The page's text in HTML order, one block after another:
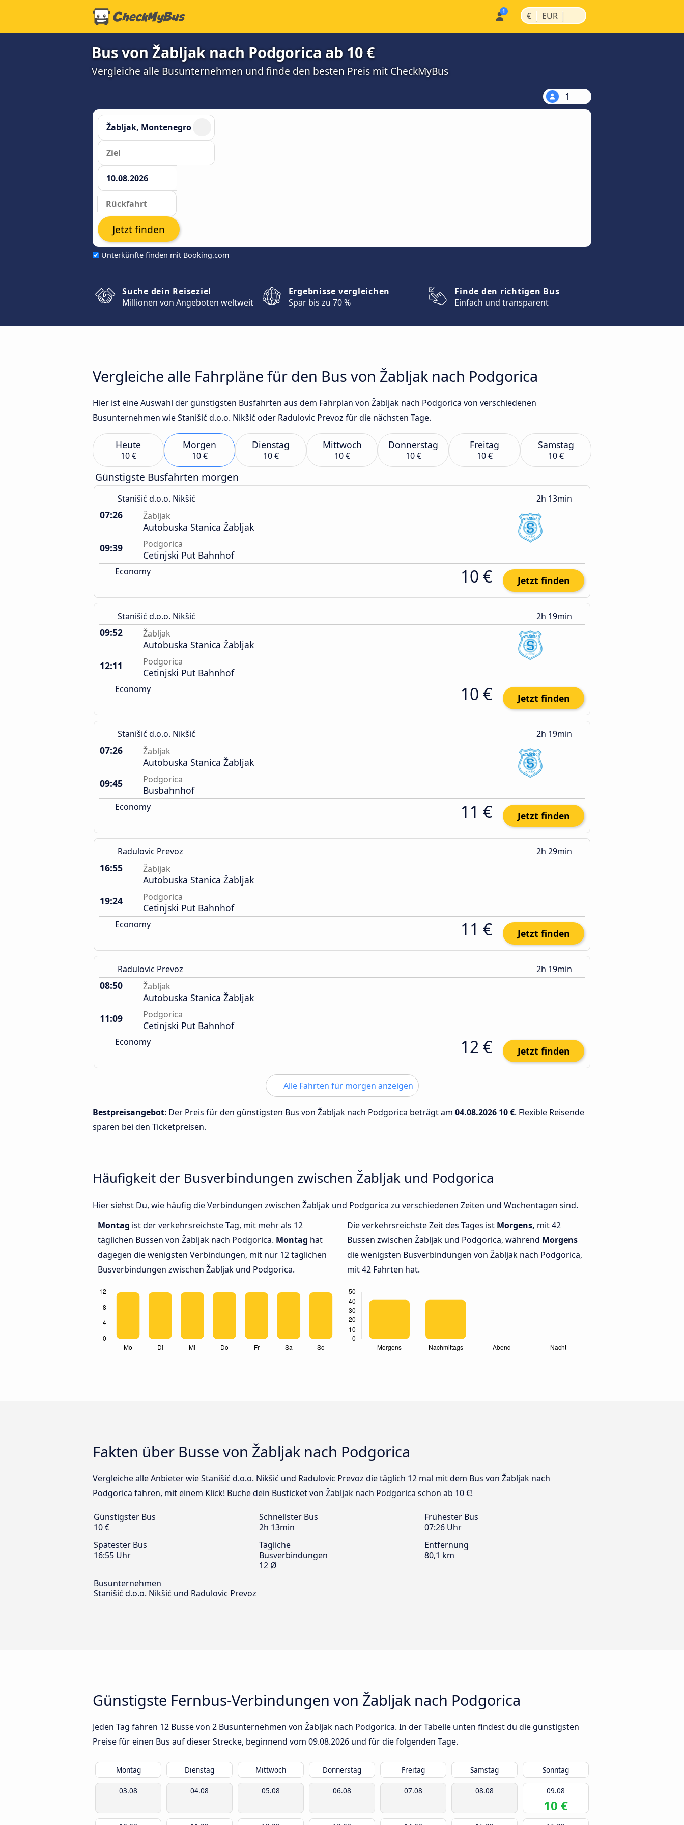
€ | EUR |
Bus von Žabljak nach Podgorica ab 10 €
Vergleiche alle Busunternehmen und finde den besten Preis mit CheckMyBus
1
Unterkünfte finden mit Booking.com
Jetzt finden
Suche dein Reiseziel
Millionen von Angeboten weltweit
Ergebnisse vergleichen
Spar bis zu 70 %
Finde den richtigen Bus
Einfach und transparent
Vergleiche alle Fahrpläne für den Bus von Žabljak nach Podgorica
Hier ist eine Auswahl der günstigsten Busfahrten aus dem Fahrplan von Žabljak nach Podgorica von verschiedenen
Busunternehmen wie Stanišić d.o.o. Nikšić oder Radulovic Prevoz für die nächsten Tage.
Heute
10 €
Morgen
10 €
Dienstag
10 €
Mittwoch
10 €
Donnerstag
10 €
Freitag
10 €
Samstag
10 €
Günstigste Busfahrten morgen
Stanišić d.o.o. Nikšić 2h 13min
07:26 Žabljak
Autobuska Stanica Žabljak
09:39
Podgorica
Cetinjski Put Bahnhof
Economy 10 € Jetzt finden
Stanišić d.o.o. Nikšić 2h 19min
09:52 Žabljak
Autobuska Stanica Žabljak
12:11
Podgorica
Cetinjski Put Bahnhof
Economy 10 € Jetzt finden
Stanišić d.o.o. Nikšić 2h 19min
07:26 Žabljak
Autobuska Stanica Žabljak
09:45
Podgorica
Busbahnhof
Economy 11 € Jetzt finden
Radulovic Prevoz 2h 29min
16:55 Žabljak
Autobuska Stanica Žabljak
19:24
Podgorica
Cetinjski Put Bahnhof
Economy 11 € Jetzt finden
Radulovic Prevoz 2h 19min
08:50 Žabljak
Autobuska Stanica Žabljak
11:09
Podgorica
Cetinjski Put Bahnhof
Economy 12 € Jetzt finden
Alle Fahrten für morgen anzeigen
Bestpreisangebot: Der Preis für den günstigsten Bus von Žabljak nach Podgorica beträgt am 04.08.2026 10 €. Flexible Reisende
sparen bei den Ticketpreisen.
Häufigkeit der Busverbindungen zwischen Žabljak und Podgorica
Hier siehst Du, wie häufig die Verbindungen zwischen Žabljak und Podgorica zu verschiedenen Zeiten und Wochentagen sind.
Montag ist der verkehrsreichste Tag, mit mehr als 12
täglichen Bussen von Žabljak nach Podgorica. Montag hat
dagegen die wenigsten Verbindungen, mit nur 12 täglichen
Busverbindungen zwischen Žabljak und Podgorica.
Die verkehrsreichste Zeit des Tages ist Morgens, mit 42
Bussen zwischen Žabljak und Podgorica, während Morgens
die wenigsten Busverbindungen von Žabljak nach Podgorica,
mit 42 Fahrten hat.
Fakten über Busse von Žabljak nach Podgorica
Vergleiche alle Anbieter wie Stanišić d.o.o. Nikšić und Radulovic Prevoz die täglich 12 mal mit dem Bus von Žabljak nach
Podgorica fahren, mit einem Klick! Buche dein Busticket von Žabljak nach Podgorica schon ab 10 €!
Günstigster Bus
10 €
Schnellster Bus
2h 13min
Frühester Bus
07:26 Uhr
Spätester Bus
16:55 Uhr
Tägliche
Busverbindungen
12 Ø
Entfernung
80,1 km
Busunternehmen
Stanišić d.o.o. Nikšić und Radulovic Prevoz
Günstigste Fernbus-Verbindungen von Žabljak nach Podgorica
Jeden Tag fahren 12 Busse von 2 Busunternehmen von Žabljak nach Podgorica. In der Tabelle unten findest du die günstigsten
Preise für einen Bus auf dieser Strecke, beginnend vom 09.08.2026 und für die folgenden Tage.
Montag Dienstag Mittwoch Donnerstag Freitag Samstag Sonntag
03.08 04.08 05.08 06.08 07.08 08.08 09.08
10 €